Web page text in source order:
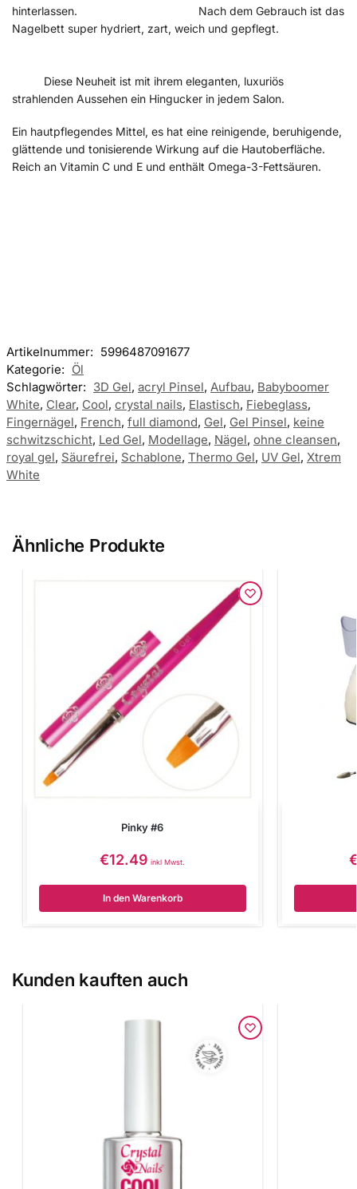
hinterlassen. Nach dem Gebrauch ist das
Nagelbett super hydriert, zart, weich und gepflegt.
Diese Neuheit ist mit ihrem eleganten, luxuriös
strahlenden Aussehen ein Hingucker in jedem Salon.
Ein hautpflegendes Mittel, es hat eine reinigende, beruhigende,
glättende und tonisierende Wirkung auf die Hautoberfläche.
Reich an Vitamin C und E und enthält Omega-3-Fettsäuren.
Artikelnummer: 5996487091677
Kategorie: Öl
Schlagwörter: 3D Gel, acryl Pinsel, Aufbau, Babyboomer
White, Clear, Cool, crystal nails, Elastisch, Fiebeglass,
Fingernägel, French, full diamond, Gel, Gel Pinsel, keine
schwitzschicht, Led Gel, Modellage, Nägel, ohne cleansen,
royal gel, Säurefrei, Schablone, Thermo Gel, UV Gel, Xtrem
White
Ähnliche Produkte
Pinky #6
€12.49 inkl Mwst.
In den Warenkorb
Kunden kauften auch